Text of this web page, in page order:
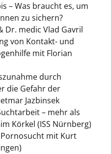
– Was braucht es, um
zu sichern?
Dr. medic Vlad Gavril
von Kontakt- und
mit Florian
durch
die Gefahr der
Jazbinsek
– mehr als
Körkel (ISS Nürnberg)
mit Kurt